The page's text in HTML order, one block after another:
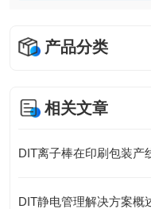
产品分类
相关文章
DIT静电管理解决方案概